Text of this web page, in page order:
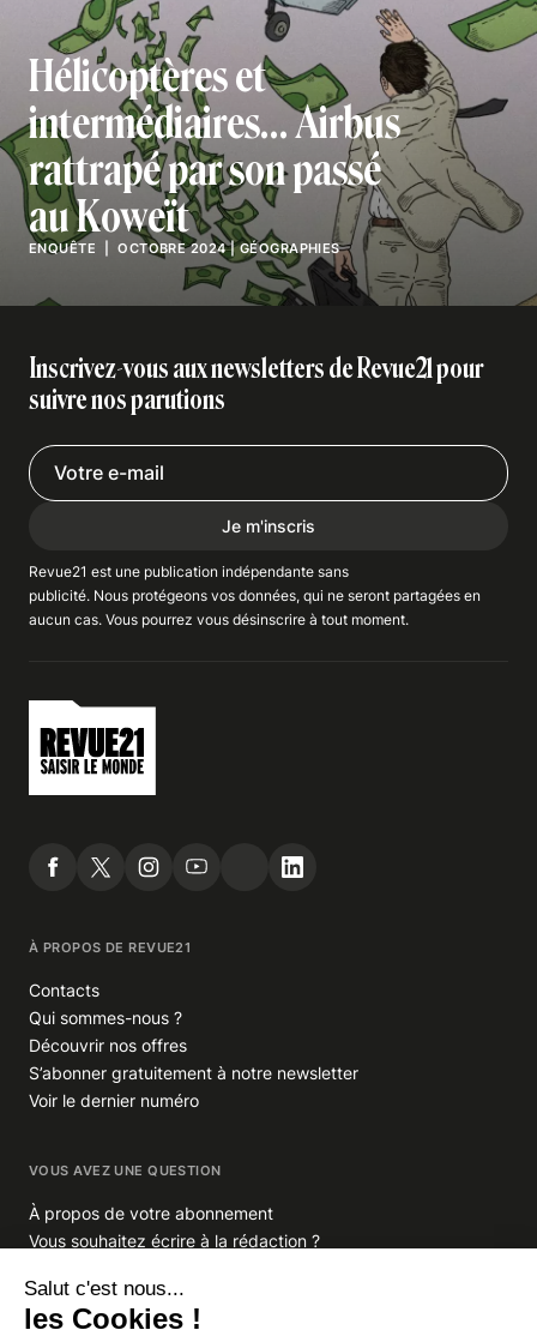
ENQUÊTE | OCTOBRE 2024|GÉOGRAPHIES
Hélicoptères et
intermédiaires… Airbus
rattrapé par son passé
au Koweït
Inscrivez-vous aux newsletters de Revue21 pour
suivre nos parutions
Je m'inscris
Revue21 est une publication indépendante sans
publicité. Nous protégeons vos données, qui ne seront partagées en
aucun cas. Vous pourrez vous désinscrire à tout moment.
À PROPOS DE REVUE21
Contacts
Qui sommes-nous ?
Découvrir nos offres
S’abonner gratuitement à notre newsletter
Voir le dernier numéro
VOUS AVEZ UNE QUESTION
À propos de votre abonnement
Vous souhaitez écrire à la rédaction ?
GROUPE INDIGO PUBLICATIONS